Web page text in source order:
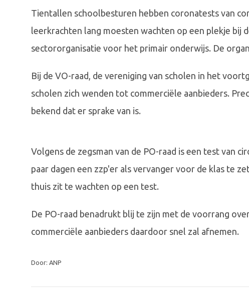
Tientallen schoolbesturen hebben coronatests van
leerkrachten lang moesten wachten op een plekje bij
sectororganisatie voor het primair onderwijs. De
Bij de VO-raad, de vereniging van scholen in het
scholen zich wenden tot commerciële aanbieders.
bekend dat er sprake van is.
Volgens de zegsman van de PO-raad is een test van
paar dagen een zzp'er als vervanger voor de klas te
thuis zit te wachten op een test.
De PO-raad benadrukt blij te zijn met de voorrang
commerciële aanbieders daardoor snel zal afnemen.
Door: ANP